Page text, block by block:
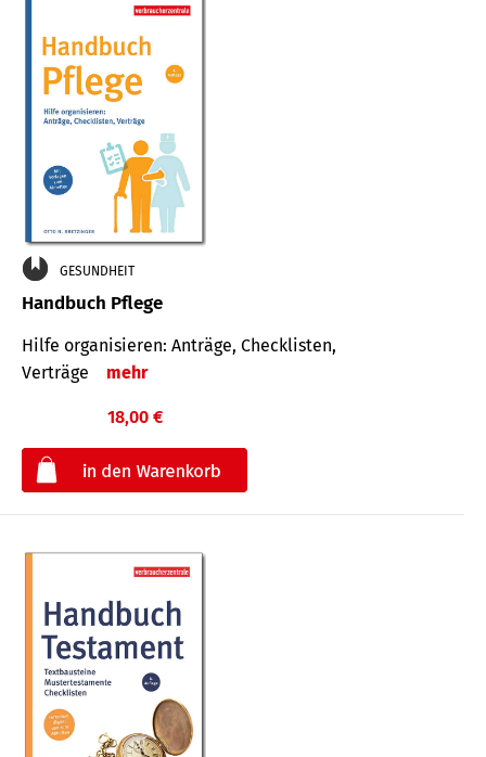
GESUNDHEIT
Handbuch Pflege
Hilfe organisieren: Anträge, Checklisten,
Verträge
mehr
18,00 €